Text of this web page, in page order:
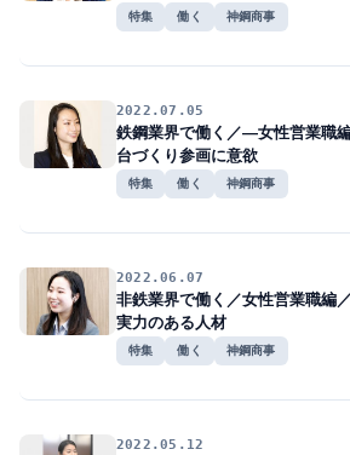
特集 働く 神鋼商事
2022.07.05
鉄鋼業界で働く／―女性営業
台づくり参画に意欲
特集 働く 神鋼商事
2022.06.07
非鉄業界で働く／女性営業職編
実力のある人材
特集 働く 神鋼商事
2022.05.12